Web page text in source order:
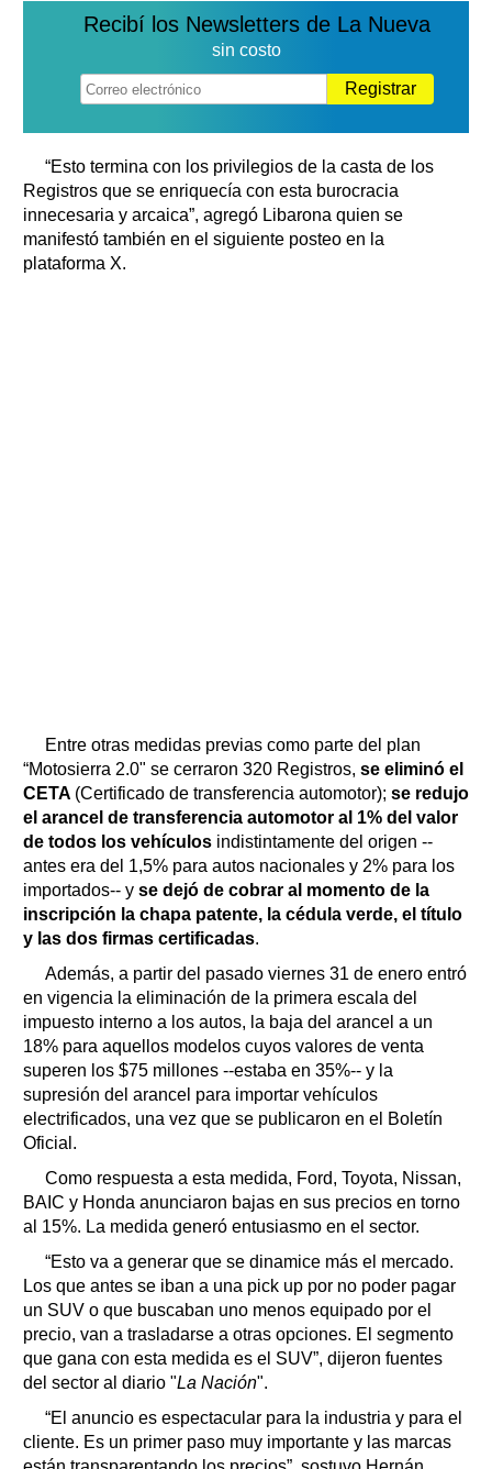
Recibí los Newsletters de La Nueva
sin costo
Registrar
“Esto termina con los privilegios de la casta de los
Registros que se enriquecía con esta burocracia
innecesaria y arcaica”, agregó Libarona quien se
manifestó también en el siguiente posteo en la
plataforma X.
Entre otras medidas previas como parte del plan
“Motosierra 2.0" se cerraron 320 Registros, se eliminó el
CETA (Certificado de transferencia automotor); se redujo
el arancel de transferencia automotor al 1% del valor
de todos los vehículos indistintamente del origen --
antes era del 1,5% para autos nacionales y 2% para los
importados-- y se dejó de cobrar al momento de la
inscripción la chapa patente, la cédula verde, el título
y las dos firmas certificadas.
Además, a partir del pasado viernes 31 de enero entró
en vigencia la eliminación de la primera escala del
impuesto interno a los autos, la baja del arancel a un
18% para aquellos modelos cuyos valores de venta
superen los $75 millones --estaba en 35%-- y la
supresión del arancel para importar vehículos
electrificados, una vez que se publicaron en el Boletín
Oficial.
Como respuesta a esta medida, Ford, Toyota, Nissan,
BAIC y Honda anunciaron bajas en sus precios en torno
al 15%. La medida generó entusiasmo en el sector.
“Esto va a generar que se dinamice más el mercado.
Los que antes se iban a una pick up por no poder pagar
un SUV o que buscaban uno menos equipado por el
precio, van a trasladarse a otras opciones. El segmento
que gana con esta medida es el SUV”, dijeron fuentes
del sector al diario "La Nación".
“El anuncio es espectacular para la industria y para el
cliente. Es un primer paso muy importante y las marcas